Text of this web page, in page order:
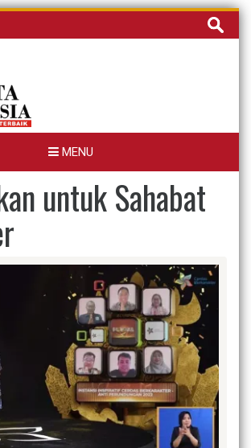
Cari
untuk:
MENU
untuk Sahabat